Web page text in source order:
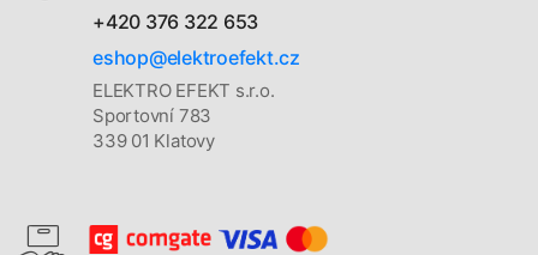
+420 376 322 653
eshop@elektroefekt.cz
ELEKTRO EFEKT s.r.o.
Sportovní 783
339 01 Klatovy